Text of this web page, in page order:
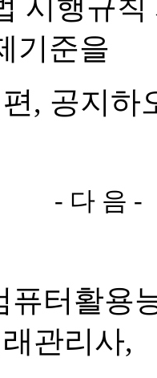
시행규칙
기준을
, 공지하
- 다 음 -
퓨터활용
관리사,